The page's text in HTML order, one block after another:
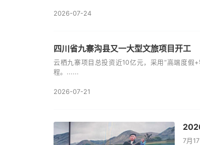
2026-07-24
四川省九寨沟县又一大型文旅项目开工
云栖九寨项目总投资近10亿元，采用“高端度假
程。......
2026-07-21
7月